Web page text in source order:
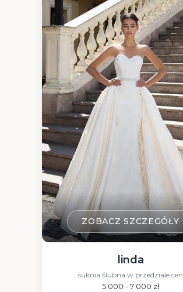
ZOBACZ SZCZEGÓŁY
linda
suknia ślubna w przedziale cen
5 000 - 7 000 zł